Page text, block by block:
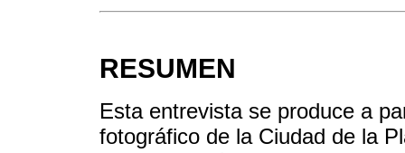
RESUMEN
Esta entrevista se produce a
fotográfico de la Ciudad de la